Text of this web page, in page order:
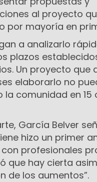
al proyecto
por mayoría en
a analizarlo
plazos
Un proyecto que
elaborarlo no
la comunidad en 15
García Belver
hizo un primer
profesionales
que hay cierta
de los aumentos”.